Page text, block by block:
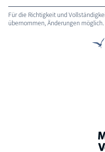
Für die Richtigkeit und
übernommen, Änderungen möglich.